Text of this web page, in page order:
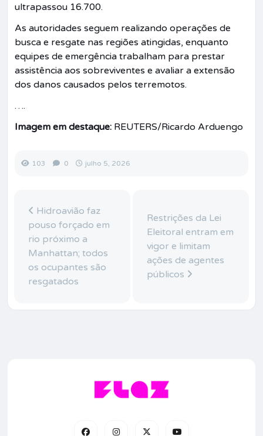
ultrapassou 16.700.
As autoridades seguem realizando operações de
busca e resgate nas regiões atingidas, enquanto
equipes de emergência trabalham para prestar
assistência aos sobreviventes e avaliar a extensão
dos danos causados pelos terremotos.
….
Imagem em destaque:REUTERS/Ricardo Arduengo
103 0 julho 5, 2026
Hidroavião faz
pouso forçado em
rio próximo a
Manhattan; todos
os ocupantes são
resgatados
Restrições da Lei
Eleitoral entram em
vigor e limitam
ações de agentes
públicos